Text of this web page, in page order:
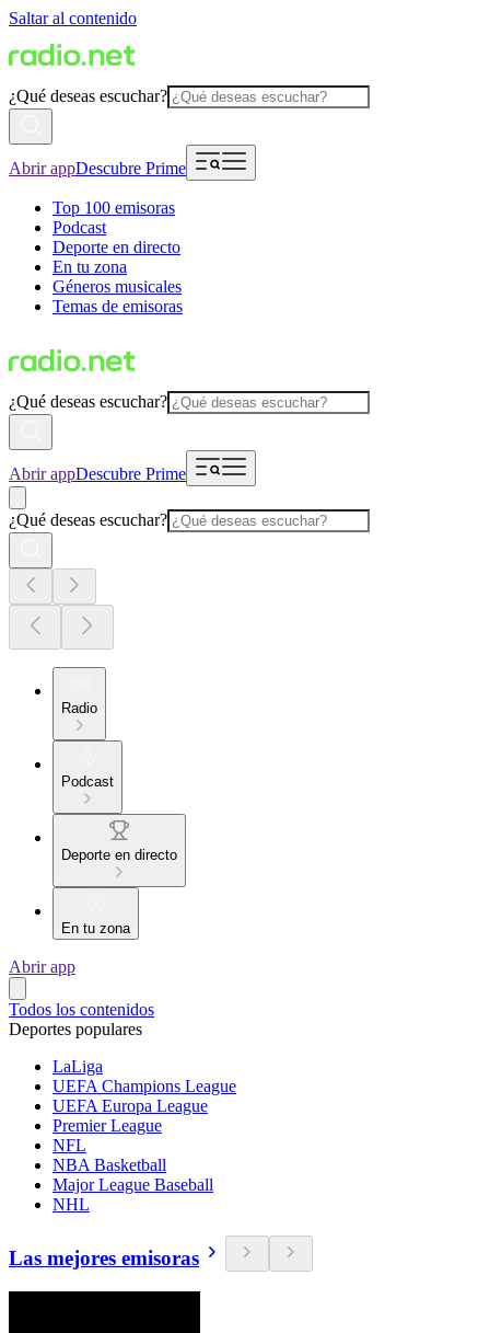
Saltar al contenido
¿Qué deseas escuchar?
Abrir appDescubre Prime
Top 100 emisoras
Podcast
Deporte en directo
En tu zona
Géneros musicales
Temas de emisoras
¿Qué deseas escuchar?
Abrir appDescubre Prime
¿Qué deseas escuchar?
Radio
Podcast
Deporte en directo
En tu zona
Abrir app
Todos los contenidos
Deportes populares
LaLiga
UEFA Champions League
UEFA Europa League
Premier League
NFL
NBA Basketball
Major League Baseball
NHL
Las mejores emisoras